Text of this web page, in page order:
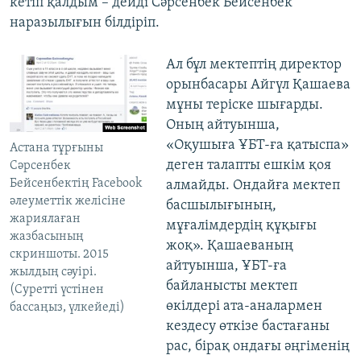
кетіп қалдым – дейді Сәрсенбек Бейсенбек
наразылығын білдіріп.
Астана тұрғыны
Сәрсенбек
Бейсенбектің Facebook
әлеуметтік желісіне
жариялаған
жазбасының
скриншоты. 2015
жылдың сәуірі.
(Суретті үстінен
бассаңыз, үлкейеді)
​Ал бұл мектептің директор
орынбасары Айгүл Қашаева
мұны теріске шығарды.
Оның айтуынша,
«Оқушыға ҰБТ-ға қатыспа»
деген талапты ешкім қоя
алмайды. Ондайға мектеп
басшылығының,
мұғалімдердің құқығы
жоқ». Қашаеваның
айтуынша, ҰБТ-ға
байланысты мектеп
өкілдері ата-аналармен
кездесу өткізе бастағаны
рас, бірақ ондағы әңгіменің